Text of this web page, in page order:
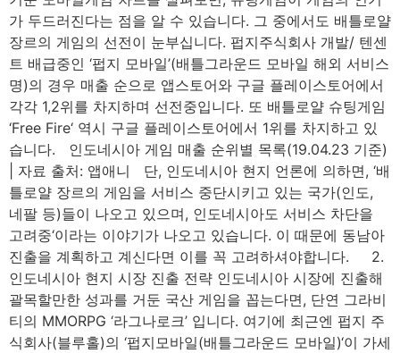
가 두드러진다는 점을 알 수 있습니다. 그 중에서도 배틀로얄
장르의 게임의 선전이 눈부십니다. 펍지주식회사 개발/ 텐센
트 배급중인 ‘펍지 모바일’(배틀그라운드 모바일 해외 서비스
명)의 경우 매출 순으로 앱스토어와 구글 플레이스토어에서
각각 1,2위를 차지하며 선전중입니다. 또 배틀로얄 슈팅게임
‘Free Fire‘ 역시 구글 플레이스토어에서 1위를 차지하고 있
습니다. 인도네시아 게임 매출 순위별 목록(19.04.23 기준)
| 자료 출처: 앱애니 단, 인도네시아 현지 언론에 의하면, ‘배
틀로얄 장르의 게임을 서비스 중단시키고 있는 국가(인도,
네팔 등)들이 나오고 있으며, 인도네시아도 서비스 차단을
고려중‘이라는 이야기가 나오고 있습니다. 이 때문에 동남아
진출을 계획하고 계신다면 이를 꼭 고려하셔야합니다. 2.
인도네시아 현지 시장 진출 전략 인도네시아 시장에 진출해
괄목할만한 성과를 거둔 국산 게임을 꼽는다면, 단연 그라비
티의 MMORPG ‘라그나로크’ 입니다. 여기에 최근엔 펍지 주
식회사(블루홀)의 ‘펍지모바일(배틀그라운드 모바일)‘이 가세